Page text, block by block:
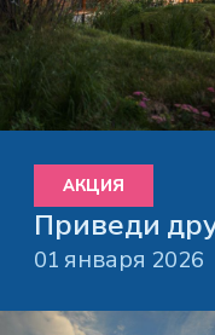
АКЦИЯ
Приведи
01 января 2026